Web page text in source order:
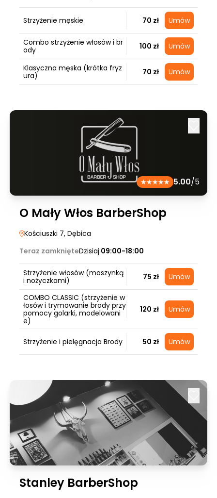
Strzyżenie męskie 70 zł Umów
Combo strzyżenie włosów i br
ody
100 zł Umów
Klasyczna męska (krótka fryz
ura)
70 zł Umów
5.00/5
O Mały Włos BarberShop
Kościuszki 7, Dębica
Teraz zamknięteDzisiaj:09:00-18:00
Strzyżenie włosów (maszynką
i nożyczkami)
75 zł Umów
COMBO CLASSIC (strzyżenie w
łosów i trymowanie brody przy
pomocy golarki, modelowani
e)
120 zł Umów
Strzyżenie i pielęgnacja Brody 50 zł Umów
Stanley BarberShop